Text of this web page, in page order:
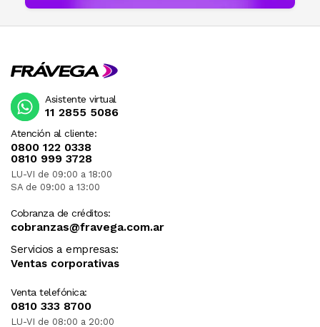
Atención al cliente:
0800 122 0338
0810 999 3728
LU-VI de 09:00 a 18:00
SA de 09:00 a 13:00
Cobranza de créditos:
cobranzas@fravega.com.ar
Servicios a empresas:
Ventas corporativas
Venta telefónica:
0810 333 8700
LU-VI de 08:00 a 20:00
Asistente virtual
11 2855 5086